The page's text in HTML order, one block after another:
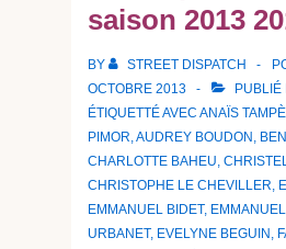
saison 2013
BY STREET DISPATCH
OCTOBRE 2013
PUBLIÉ
ÉTIQUETTÉ AVEC ANAÏS
PIMOR,AUDREY BOUDON ,
CHARLOTTE BAHEU,
CHRISTOPHE LE CHEVILLER,
EMMANUEL BIDET,
URBANET, EVELYNE BEGUIN ,